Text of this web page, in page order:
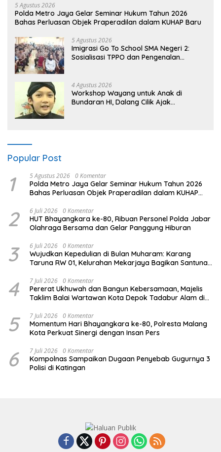
5 Agustus 2026
Polda Metro Jaya Gelar Seminar Hukum Tahun 2026
Bahas Perluasan Objek Praperadilan dalam KUHAP Baru
5 Agustus 2026
Imigrasi Go To School SMA Negeri 2:
Sosialisasi TPPO dan Pengenalan
4 Agustus 2026
Workshop Wayang untuk Anak di
Bundaran HI, Dalang Cilik Ajak
Popular Post
1 5 Agustus 2026 0 Komentar
Polda Metro Jaya Gelar Seminar Hukum Tahun 2026
Bahas Perluasan Objek Praperadilan dalam KUHAP
2 6 Juli 2026 0 Komentar
HUT Bhayangkara ke-80, Ribuan Personel Polda Jabar
Olahraga Bersama dan Gelar Panggung Hiburan
3 6 Juli 2026 0 Komentar
Wujudkan Kepedulian di Bulan Muharam: Karang
Taruna RW 01, Kelurahan Mekarjaya Bagikan Santunan
4 7 Juli 2026 0 Komentar
Pererat Ukhuwah dan Bangun Kebersamaan, Majelis
Taklim Balai Wartawan Kota Depok Tadabur Alam di
5 7 Juli 2026 0 Komentar
Momentum Hari Bhayangkara ke-80, Polresta Malang
Kota Perkuat Sinergi dengan Insan Pers
6 7 Juli 2026 0 Komentar
Kompolnas Sampaikan Dugaan Penyebab Gugurnya 3
Polisi di Katingan